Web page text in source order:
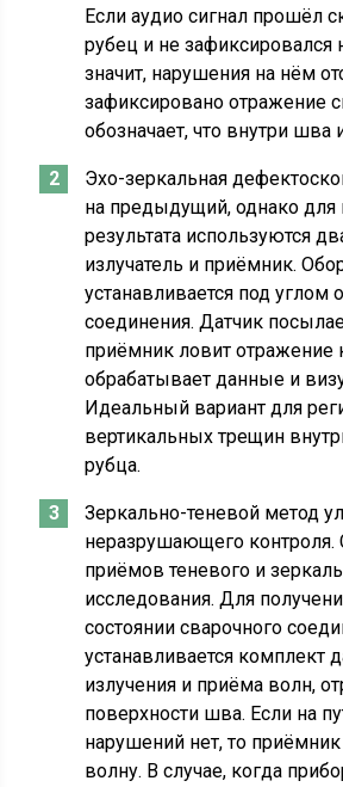
Если аудио сигнал прошёл
рубец и не зафиксировался
значит, нарушения на нём
зафиксировано отражение
обозначает, что внутри шва
Эхо-зеркальная
на предыдущий, однако для
результата используются
излучатель и приёмник.
устанавливается под углом
соединения. Датчик
приёмник ловит отражение
обрабатывает данные и
Идеальный вариант для
вертикальных трещин
рубца.
Зеркально-теневой метод
неразрушающего контроля.
приёмов теневого и
исследования. Для
состоянии сварочного
устанавливается комплект
излучения и приёма волн,
поверхности шва. Если на
нарушений нет, то
волну. В случае, когда